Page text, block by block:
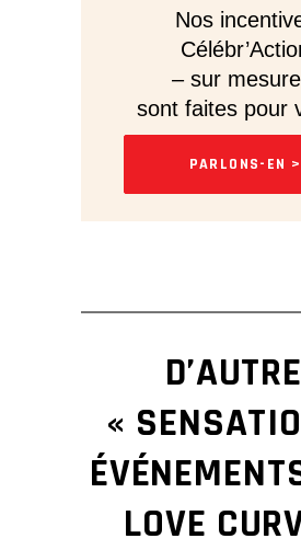
Nos
– sur
sont faites pour
PARLONS-EN >
«
LOVE